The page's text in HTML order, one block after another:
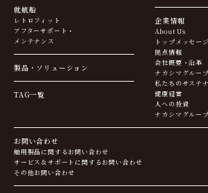
就航船
レトロフィット
アフターサポート・
メンテナンス
製品・ソリューション
TAG一覧
企業情報
About Us
トップメッセージ
拠点情報
会社概要・沿革
ナカシマグルー
私たちのサステ
健康経営
人への投資
ナカシマグルー
お問い合わせ
舶用製品に関するお問い合わせ
サービス＆サポートに関するお問い合わせ
その他お問い合わせ